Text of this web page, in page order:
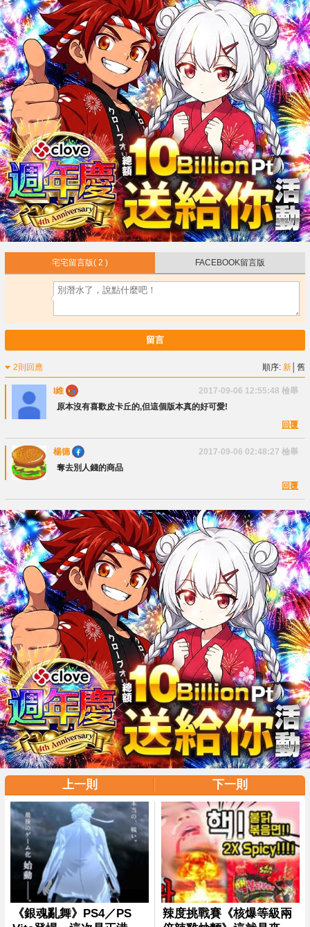
宅宅留言版( 2 ) FACEBOOK留言版
留言
2則回應 順序:新 │舊
I維 2017-09-06 12:55:48 檢舉
原本沒有喜歡皮卡丘的,但這個版本真的好可愛!
回覆
楊德 2017-09-06 02:48:27 檢舉
奪去別人錢的商品
回覆
上一則 下一則